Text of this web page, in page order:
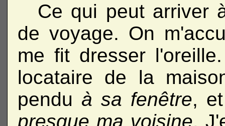
Ce qui peut arriver
de voyage. On
me fit dresser
locataire de la
pendu à sa fenêtre,
presque ma voisine.